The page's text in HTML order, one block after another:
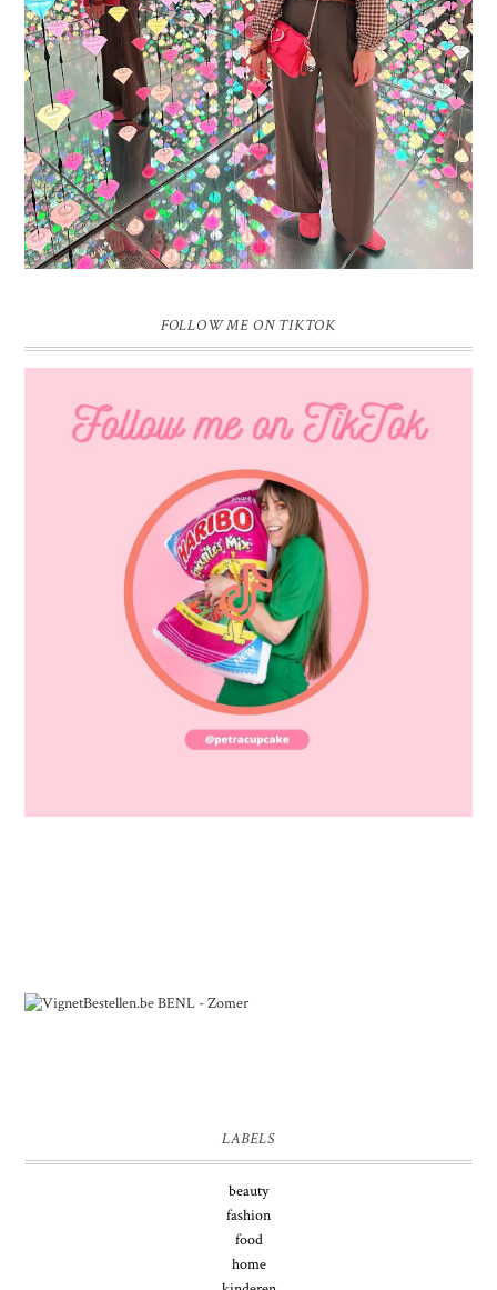
Vandaag is het weer zo’n moment waarop ik even bewust op de
pauzeknop duw, want Sprinkles on a Cupcake bestaat 16 jaar. Zestien.
Dat blijft ...
FOLLOW ME ON TIKTOK
LABELS
beauty
fashion
food
home